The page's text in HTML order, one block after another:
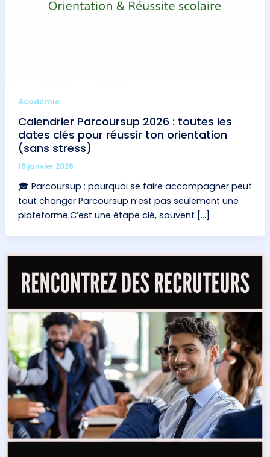
Académie
Calendrier Parcoursup 2026 : toutes les
dates clés pour réussir ton orientation
(sans stress)
16 janvier 2026
🎓 Parcoursup : pourquoi se faire accompagner peut
tout changer Parcoursup n’est pas seulement une
plateforme.C’est une étape clé, souvent […]